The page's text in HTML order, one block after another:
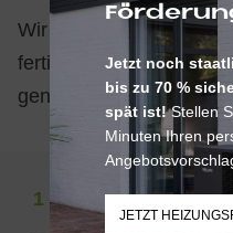
Wir begleiten Sie von
fertigen Anlage und
genau zu Ihrem
1
Jetzt noch
bis zu 70 %
spät ist!Stellen
Minuten Ihren
JETZT